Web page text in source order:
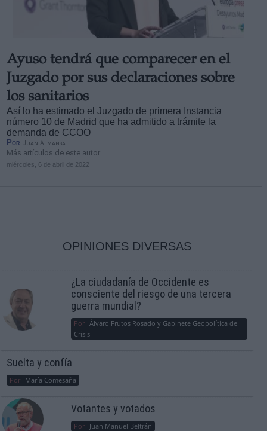
Ayuso tendrá que comparecer en el
Juzgado por sus declaraciones sobre
los sanitarios
Así lo ha estimado el Juzgado de primera Instancia
número 10 de Madrid que ha admitido a trámite la
demanda de CCOO
Por Juan Almansa
Más artículos de este autor
miércoles, 6 de abril de 2022
OPINIONES DIVERSAS
¿La ciudadanía de Occidente es
consciente del riesgo de una tercera
guerra mundial?
Por Álvaro Frutos Rosado y Gabinete Geopolítica de
Crisis
Suelta y confía
Por María Comesaña
Votantes y votados
Por Juan Manuel Beltrán